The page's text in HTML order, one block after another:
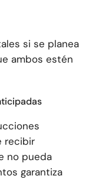
si se planea
ambos estén
recibir
no pueda
garantiza